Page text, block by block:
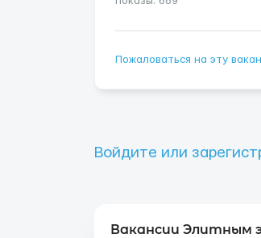
Пожаловаться на эту
Войдите или
Вакансии Элитным